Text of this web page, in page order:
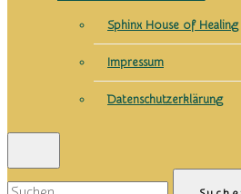
Sphinx House of Healing
Impressum
Datenschutzerklärung
Suchen